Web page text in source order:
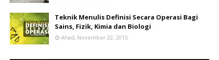
Teknik Menulis Definisi Secara Operasi Bagi
Sains, Fizik, Kimia dan Biologi
Ahad, November 22, 2015